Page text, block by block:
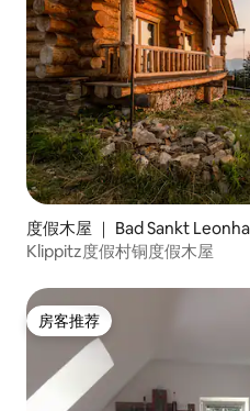
度假木屋 ｜ Bad Sankt
Klippitz度假村铜度假木屋
房客推荐
房客推荐